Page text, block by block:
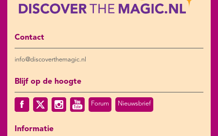
Contact
info@discoverthemagic.nl
Blijf op de hoogte
Forum Nieuwsbrief
Informatie